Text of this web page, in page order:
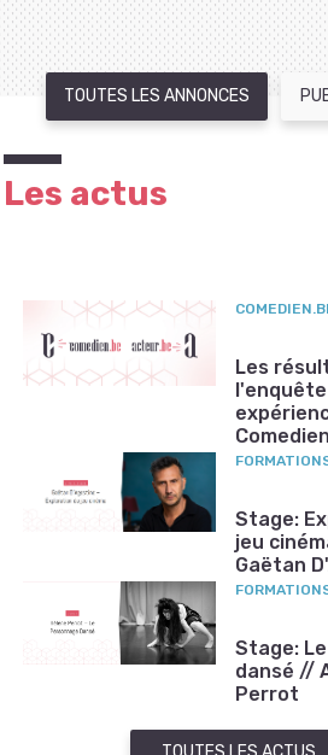
TOUTES LES ANNONCES
Les actus
Les
Stage:
jeu
Gaëtan
Stage:
dansé //
Perrot